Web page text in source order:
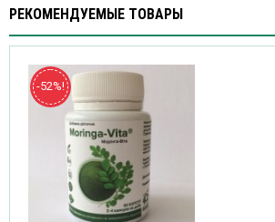
РЕКОМЕНДУЕМЫЕ ТОВАРЫ
-52%!